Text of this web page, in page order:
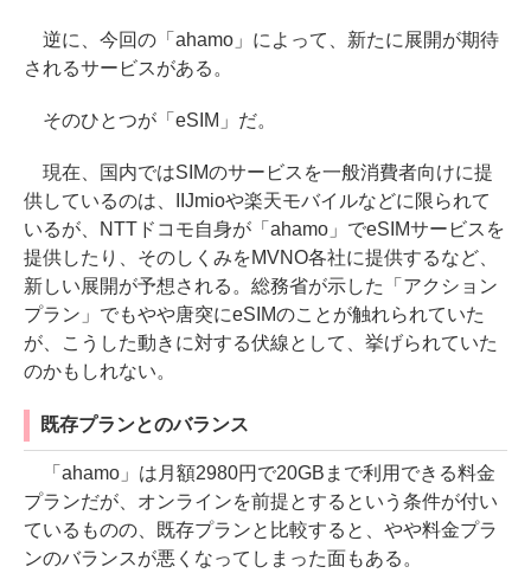
逆に、今回の「ahamo」によって、新たに展開が期待
されるサービスがある。
そのひとつが「eSIM」だ。
現在、国内ではSIMのサービスを一般消費者向けに提
供しているのは、IIJmioや楽天モバイルなどに限られて
いるが、NTTドコモ自身が「ahamo」でeSIMサービスを
提供したり、そのしくみをMVNO各社に提供するなど、
新しい展開が予想される。総務省が示した「アクション
プラン」でもやや唐突にeSIMのことが触れられていた
が、こうした動きに対する伏線として、挙げられていた
のかもしれない。
既存プランとのバランス
「ahamo」は月額2980円で20GBまで利用できる料金
プランだが、オンラインを前提とするという条件が付い
ているものの、既存プランと比較すると、やや料金プラ
ンのバランスが悪くなってしまった面もある。